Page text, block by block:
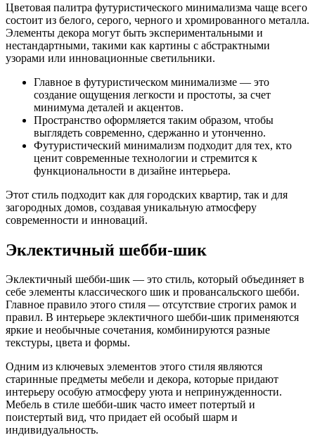
Цветовая палитра футуристического минимализма чаще всего
состоит из белого, серого, черного и хромированного металла.
Элементы декора могут быть экспериментальными и
нестандартными, такими как картины с абстрактными
узорами или инновационные светильники.
Главное в футуристическом минимализме — это
создание ощущения легкости и простоты, за счет
минимума деталей и акцентов.
Пространство оформляется таким образом, чтобы
выглядеть современно, сдержанно и утонченно.
Футуристический минимализм подходит для тех, кто
ценит современные технологии и стремится к
функциональности в дизайне интерьера.
Этот стиль подходит как для городских квартир, так и для
загородных домов, создавая уникальную атмосферу
современности и инноваций.
Эклектичный шебби-шик
Эклектичный шебби-шик — это стиль, который объединяет в
себе элементы классического шик и провансальского шебби.
Главное правило этого стиля — отсутствие строгих рамок и
правил. В интерьере эклектичного шебби-шик применяются
яркие и необычные сочетания, комбинируются разные
текстуры, цвета и формы.
Одним из ключевых элементов этого стиля являются
старинные предметы мебели и декора, которые придают
интерьеру особую атмосферу уюта и непринужденности.
Мебель в стиле шебби-шик часто имеет потертый и
поистертый вид, что придает ей особый шарм и
индивидуальность.